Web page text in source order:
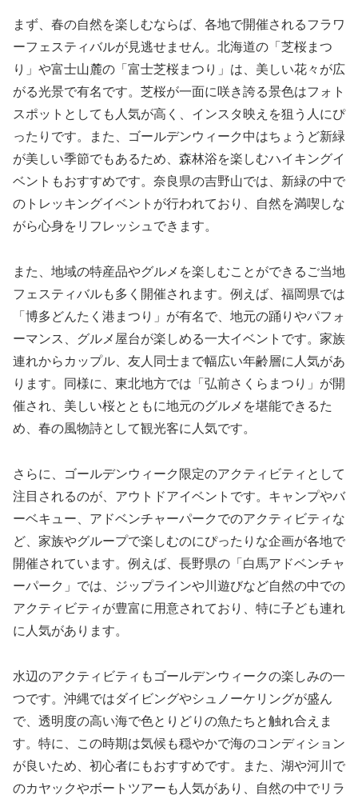
まず、春の自然を楽しむならば、各地で開催されるフラワ
ーフェスティバルが見逃せません。北海道の「芝桜まつ
り」や富士山麓の「富士芝桜まつり」は、美しい花々が広
がる光景で有名です。芝桜が一面に咲き誇る景色はフォト
スポットとしても人気が高く、インスタ映えを狙う人にぴ
ったりです。また、ゴールデンウィーク中はちょうど新緑
が美しい季節でもあるため、森林浴を楽しむハイキングイ
ベントもおすすめです。奈良県の吉野山では、新緑の中で
のトレッキングイベントが行われており、自然を満喫しな
がら心身をリフレッシュできます。
また、地域の特産品やグルメを楽しむことができるご当地
フェスティバルも多く開催されます。例えば、福岡県では
「博多どんたく港まつり」が有名で、地元の踊りやパフォ
ーマンス、グルメ屋台が楽しめる一大イベントです。家族
連れからカップル、友人同士まで幅広い年齢層に人気があ
ります。同様に、東北地方では「弘前さくらまつり」が開
催され、美しい桜とともに地元のグルメを堪能できるた
め、春の風物詩として観光客に人気です。
さらに、ゴールデンウィーク限定のアクティビティとして
注目されるのが、アウトドアイベントです。キャンプやバ
ーベキュー、アドベンチャーパークでのアクティビティな
ど、家族やグループで楽しむのにぴったりな企画が各地で
開催されています。例えば、長野県の「白馬アドベンチャ
ーパーク」では、ジップラインや川遊びなど自然の中での
アクティビティが豊富に用意されており、特に子ども連れ
に人気があります。
水辺のアクティビティもゴールデンウィークの楽しみの一
つです。沖縄ではダイビングやシュノーケリングが盛ん
で、透明度の高い海で色とりどりの魚たちと触れ合えま
す。特に、この時期は気候も穏やかで海のコンディション
が良いため、初心者にもおすすめです。また、湖や河川で
のカヤックやボートツアーも人気があり、自然の中でリラ